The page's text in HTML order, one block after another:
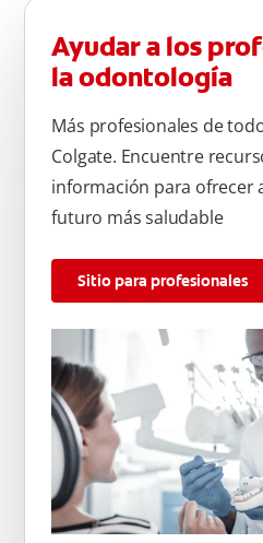
Ayudar a los
la odontología
Más profesionales de
Colgate. Encuentre
información para ofrecer
futuro más saludable
Sitio para profesionales